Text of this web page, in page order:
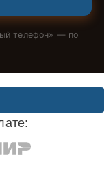
телефон» — по